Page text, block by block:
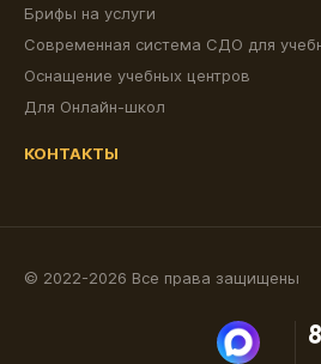
Брифы на услуги
Современная система СДО для
Оснащение учебных центров
Для Онлайн-школ
КОНТАКТЫ
© 2022-2026 Все права защищены